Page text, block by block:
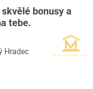
bonusy a
tebe.
Hradec